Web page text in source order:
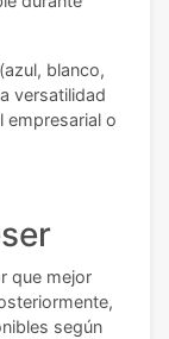
blanco,
versatilidad
empresarial o
que mejor
según